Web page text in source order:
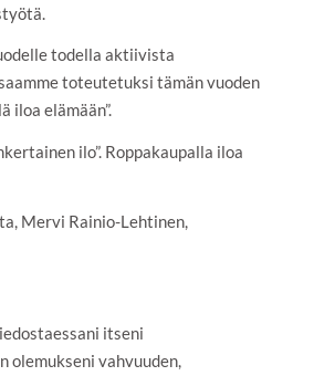
todella aktiivista
toteutetuksi tämän vuoden
iloa elämään”.
ilo”. Roppakaupalla iloa
Mervi Rainio-Lehtinen,
itseni
olemukseni vahvuuden,